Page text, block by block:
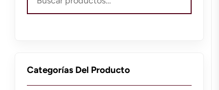
por:
Categorías Del Producto